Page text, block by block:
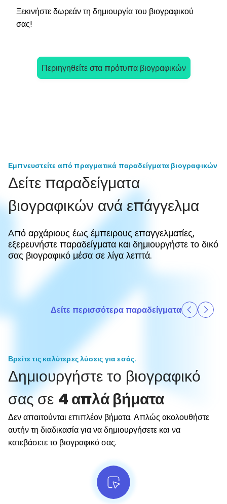
Ξεκινήστε δωρεάν τη δημιουργία του βιογραφικού
σας!
Περιηγηθείτε στα πρότυπα βιογραφικών
Εμπνευστείτε από πραγματικά παραδείγματα βιογραφικών
Δείτε παραδείγματα
βιογραφικών ανά επάγγελμα
Από αρχάριους έως έμπειρους επαγγελματίες,
εξερευνήστε παραδείγματα και δημιουργήστε το δικό
σας βιογραφικό μέσα σε λίγα λεπτά.
Δείτε περισσότερα παραδείγματα
Βρείτε τις καλύτερες λύσεις για εσάς.
Δημιουργήστε το βιογραφικό
σας σε 4 απλά βήματα
Δεν απαιτούνται επιπλέον βήματα. Απλώς ακολουθήστε
αυτήν τη διαδικασία για να δημιουργήσετε και να
κατεβάσετε το βιογραφικό σας.